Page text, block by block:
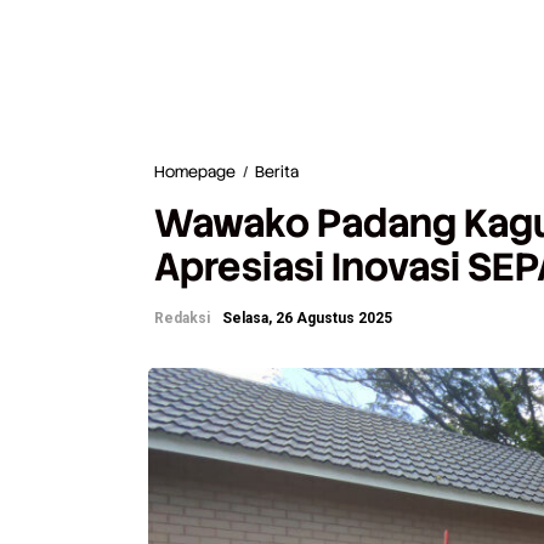
Homepage / Berita
w
a
k
o
a
a
n
g
K
a
g
m
Wawako Padang
Apresiasi Inovasi
Redaksi Selasa, 26 Agustus 2025